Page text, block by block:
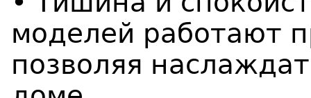
моделей работают
позволяя